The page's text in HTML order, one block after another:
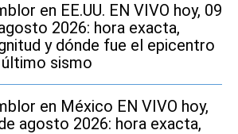
en EE.UU. EN VIVO hoy, 09
2026: hora exacta,
y dónde fue el epicentro
sismo
en México EN VIVO hoy,
agosto 2026: hora exacta,